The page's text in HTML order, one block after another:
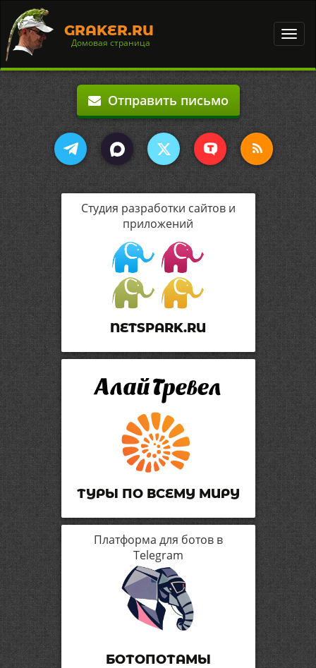
GRAKER.RU
Домовая страница
Отправить письмо
Студия разработки сайтов и
приложений
NETSPARK.RU
ТУРЫ ПО ВСЕМУ МИРУ
Платформа для ботов в
Telegram
БОТОПОТАМЫ